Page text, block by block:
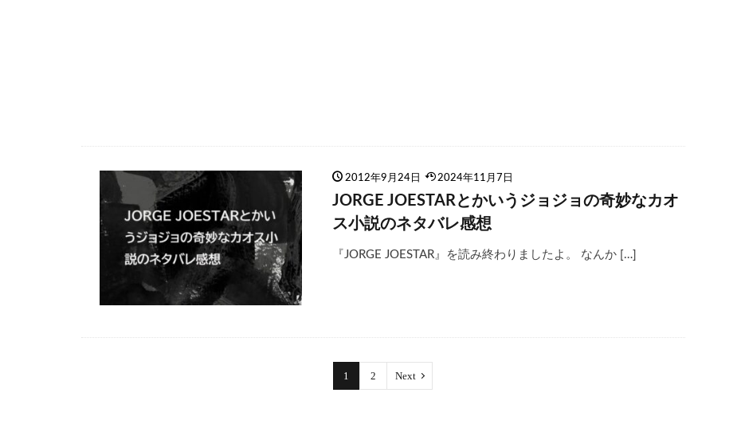
2012年9月24日 2024年11月7日
JORGE JOESTARとかいうジョジョの奇妙なカオ
ス小説のネタバレ感想
『JORGE JOESTAR』を読み終わりましたよ。 なんか […]
1 2 Next